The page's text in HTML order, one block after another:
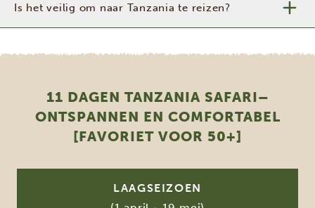
Is het veilig om naar Tanzania te reizen?
11 DAGEN TANZANIA SAFARI–
ONTSPANNEN EN COMFORTABEL
[FAVORIET VOOR 50+]
LAAGSEIZOEN